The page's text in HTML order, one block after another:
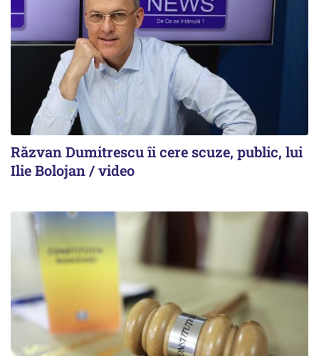
Răzvan Dumitrescu îi cere scuze, public, lui
Ilie Bolojan / video